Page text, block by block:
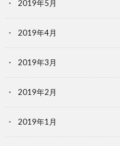
2019年5月
2019年4月
2019年3月
2019年2月
2019年1月